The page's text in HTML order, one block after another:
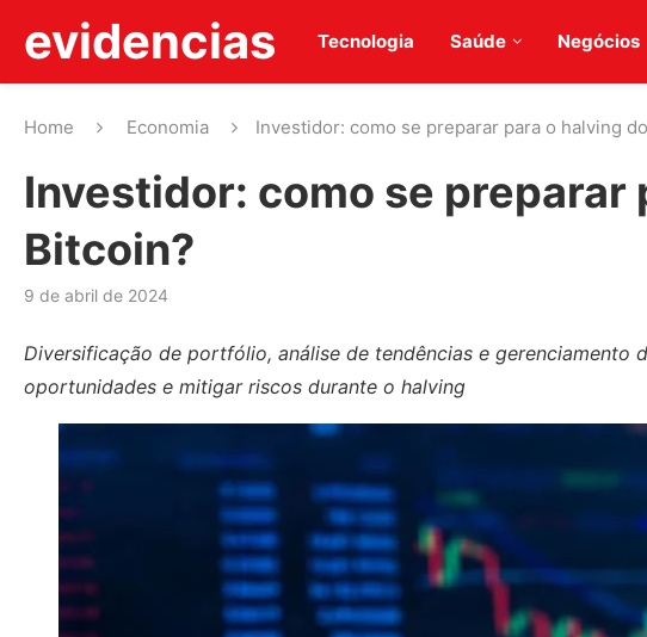
evidencias Tecnologia Saúde Negócios
Home Economia Investidor: como se preparar para o halving
Investidor: como se preparar
Bitcoin?
9 de abril de 2024
Diversificação de portfólio, análise de tendências e gerenciamento
oportunidades e mitigar riscos durante o halving